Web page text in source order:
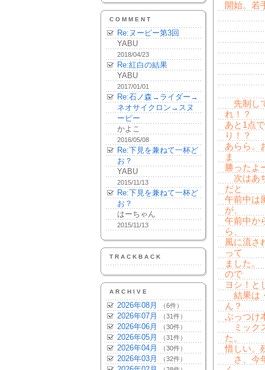
COMMENT
Re:ヌーピー第3回
YABU
2018/04/23
Re:紅白の結果
YABU
2017/01/01
Re:石ノ森→ライダー→
ネオサイクロン→スヌ
ーピー
かよこ
2016/05/08
Re:下見を兼ねて一杯ど
お？
YABU
2015/11/13
Re:下見を兼ねて一杯ど
お？
はーちゃん
2015/11/13
TRACKBACK
ARCHIVE
2026年08月 （6件）
2026年07月 （31件）
2026年06月 （30件）
2026年05月 （31件）
2026年04月 （30件）
2026年03月 （32件）
開始。若
先制し
れ！？
あと1点
り！？
あらら。
ま
勝ったよ
次はあ
だと
午前中は
が、
午前中か
ら、
風に流さ
って
ました。
ので
ヨシ！と
結果は
ん？
ぶっつけ
ミック
た。
惜しい。
さ、今